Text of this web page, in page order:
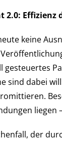
2.0:
keine
gesteuertes
sind dabei
liegen
der